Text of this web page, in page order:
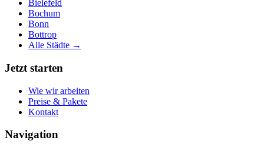
Bielefeld
Bochum
Bonn
Bottrop
Alle Städte →
Jetzt starten
Wie wir arbeiten
Preise & Pakete
Kontakt
Navigation